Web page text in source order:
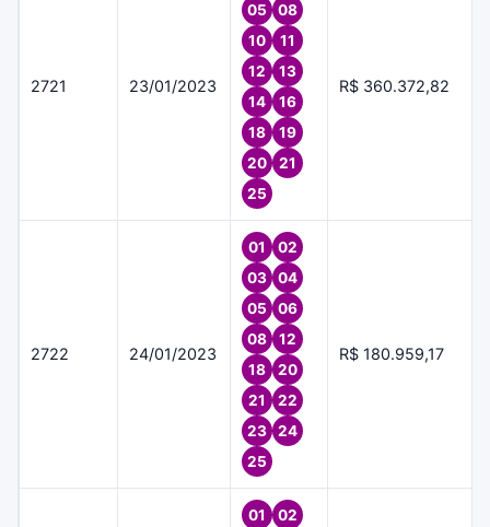
2721 23/01/2023
05
08
10
11
12
13
14
16
18
19
20
21
25
R$ 360.372,82
2722 24/01/2023
01
02
03
04
05
06
08
12
18
20
21
22
23
24
25
R$ 180.959,17
01
02